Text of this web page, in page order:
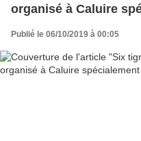
organisé à Caluire
Publié le 06/10/2019 à 00:05